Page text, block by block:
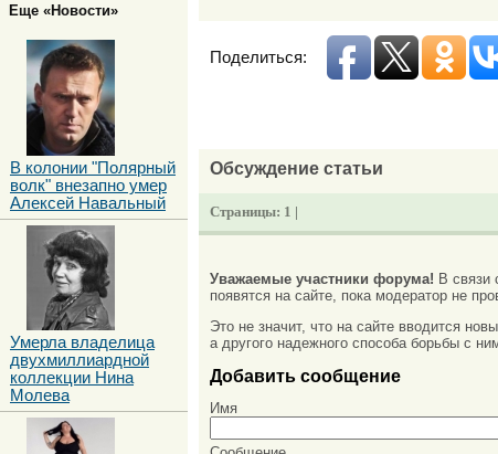
Поделиться:
Обсуждение статьи
Страницы: 1 |
Уважаемые участники форума! В связи
появятся на сайте, пока модератор не
Это не значит, что на сайте вводится
а другого надежного способа борьбы с
Добавить сообщение
Имя
Еще «Новости»
В колонии "Полярный
волк" внезапно умер
Алексей Навальный
Умерла владелица
двухмиллиардной
коллекции Нина
Молева